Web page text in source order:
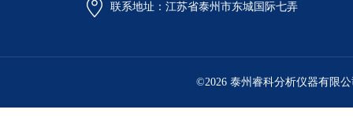
联系地址：江苏省泰州市东城国际七弄
©2026 泰州睿科分析仪器有限